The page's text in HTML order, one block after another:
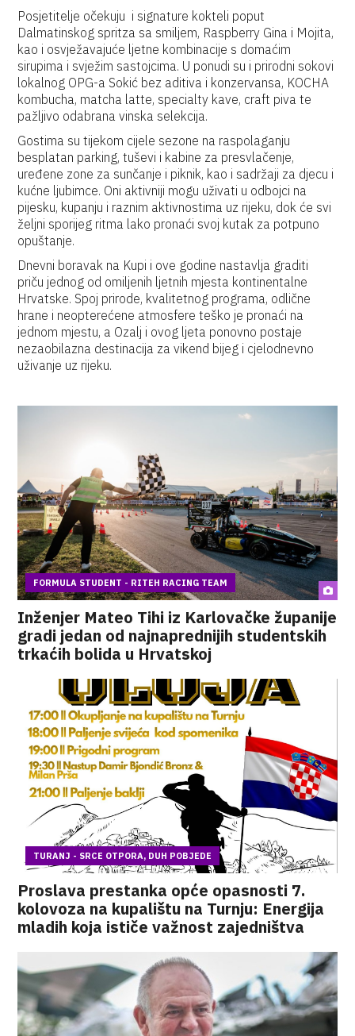
Posjetitelje očekuju i signature kokteli poput
Dalmatinskog spritza sa smiljem, Raspberry Gina i Mojita,
kao i osvježavajuće ljetne kombinacije s domaćim
sirupima i svježim sastojcima. U ponudi su i prirodni sokovi
lokalnog OPG-a Sokić bez aditiva i konzervansa, KOCHA
kombucha, matcha latte, specialty kave, craft piva te
pažljivo odabrana vinska selekcija.
Gostima su tijekom cijele sezone na raspolaganju
besplatan parking, tuševi i kabine za presvlačenje,
uređene zone za sunčanje i piknik, kao i sadržaji za djecu i
kućne ljubimce. Oni aktivniji mogu uživati u odbojci na
pijesku, kupanju i raznim aktivnostima uz rijeku, dok će svi
željni sporijeg ritma lako pronaći svoj kutak za potpuno
opuštanje.
Dnevni boravak na Kupi i ove godine nastavlja graditi
priču jednog od omiljenih ljetnih mjesta kontinentalne
Hrvatske. Spoj prirode, kvalitetnog programa, odlične
hrane i neopterećene atmosfere teško je pronaći na
jednom mjestu, a Ozalj i ovog ljeta ponovno postaje
nezaobilazna destinacija za vikend bijeg i cjelodnevno
uživanje uz rijeku.
FORMULA STUDENT - RITEH RACING TEAM
Inženjer Mateo Tihi iz Karlovačke županije
gradi jedan od najnaprednijih studentskih
trkaćih bolida u Hrvatskoj
TURANJ - SRCE OTPORA, DUH POBJEDE
Proslava prestanka opće opasnosti 7.
kolovoza na kupalištu na Turnju: Energija
mladih koja ističe važnost zajedništva